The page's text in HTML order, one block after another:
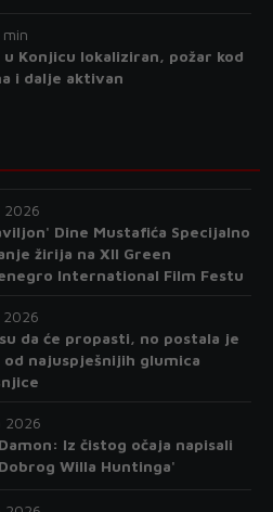
u Konjicu lokaliziran, požar kod
i dalje aktivan
2026
Dine Mustafića Specijalno
žirija na XII Green
International Film Festu
2026
da će propasti, no postala je
od najuspješnijih glumica
2026
Iz čistog očaja napisali
Willa Huntinga'